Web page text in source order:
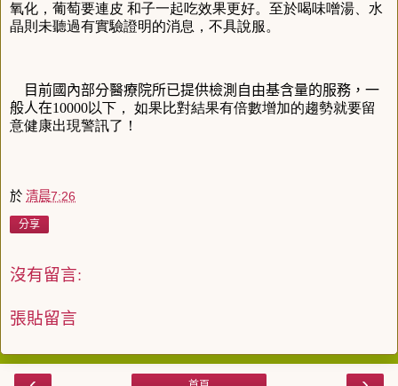
氧化，葡萄要連皮 和子一起吃效果更好。至於喝味噌湯、水
晶則未聽過有實驗證明的消息，不具說服。
目前國內部分醫療院所已提供檢測自由基含量的服務，一
般人在10000以下， 如果比對結果有倍數增加的趨勢就要留
意健康出現警訊了！
於 清晨7:26
分享
沒有留言:
張貼留言